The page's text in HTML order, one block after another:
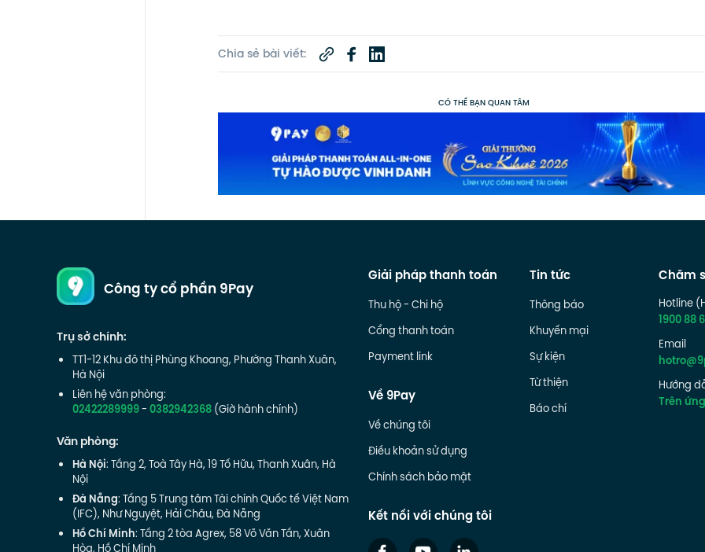
Chia sẻ bài viết:
CÓ THỂ BẠN QUAN TÂM
Công ty cổ phần 9Pay
Trụ sở chính:
TT1-12 Khu đô thị Phùng Khoang, Phường Thanh Xuân,
Hà Nội
Liên hệ văn phòng:
02422289999-0382942368(Giờ hành chính)
Văn phòng:
Hà Nội: Tầng 2, Toà Tây Hà, 19 Tố Hữu, Thanh Xuân, Hà
Nội
Đà Nẵng: Tầng 5 Trung tâm Tài chính Quốc tế Việt Nam
(IFC), Như Nguyệt, Hải Châu, Đà Nẵng
Hồ Chí Minh: Tầng 2 tòa Agrex, 58 Võ Văn Tần, Xuân
Giải pháp thanh toán
Thu hộ - Chi hộ
Cổng thanh toán
Payment link
Về 9Pay
Về chúng tôi
Điều khoản sử dụng
Chính sách bảo mật
Kết nối với chúng tôi
Tin tức
Thông báo
Khuyến mại
Sự kiện
Từ thiện
Báo chí
Chăm
Hotline
1900 88
Email
Hướng
Trên